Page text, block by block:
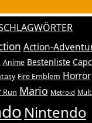
Action-
Anime Bestenliste
Fire Emblem Horror
Run Mario Metroid
Nintendo